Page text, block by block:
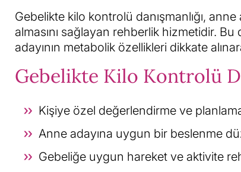
Gebelikte kilo kontrolü danışmanlığı,
almasını sağlayan rehberlik hizmetidir.
adayının metabolik özellikleri dikkate
Gebelikte Kilo Kontrolü
Kişiye özel değerlendirme ve planlama
Anne adayına uygun bir beslenme
Gebeliğe uygun hareket ve aktivite